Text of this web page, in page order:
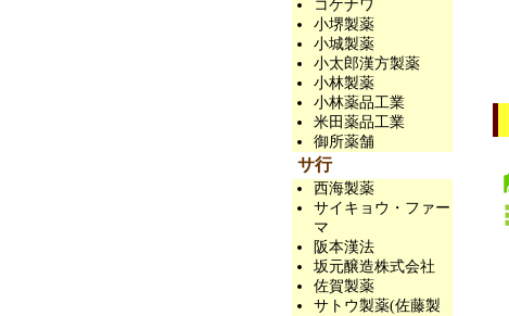
コケナワ
小堺製薬
小城製薬
小太郎漢方製薬
小林製薬
小林薬品工業
米田薬品工業
御所薬舗
サ行
西海製薬
サイキョウ・ファー
マ
阪本漢法
坂元醸造株式会社
佐賀製薬
サトウ製薬(佐藤製